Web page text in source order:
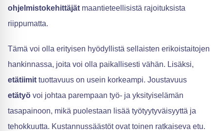
ohjelmistokehittäjät maantieteellisistä rajoituksista
riippumatta.
Tämä voi olla erityisen hyödyllistä sellaisten erikoistaitojen
hankinnassa, joita voi olla paikallisesti vähän. Lisäksi,
etätiimit tuottavuus on usein korkeampi. Joustavuus
etätyö voi johtaa parempaan työ- ja yksityiselämän
tasapainoon, mikä puolestaan lisää työtyytyväisyyttä ja
tehokkuutta. Kustannussäästöt ovat toinen ratkaiseva etu.